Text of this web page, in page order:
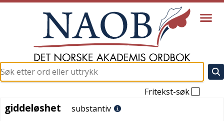
Fritekst-søk
giddeløshet
giddeløshet substantiv